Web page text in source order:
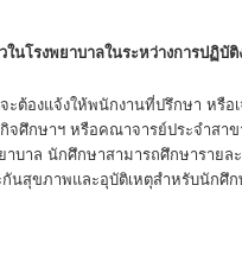
ในโรงพยาบาลในระหว่างการปฏิบั
ะต้องแจ้งให้พนักงานที่ปรึกษา หรื
จศึกษาฯ หรือคณาจารย์ประจำสาข
าบาล นักศึกษาสามารถศึกษารายล
กันสุขภาพและอุบัติเหตุสำหรับนักศึ